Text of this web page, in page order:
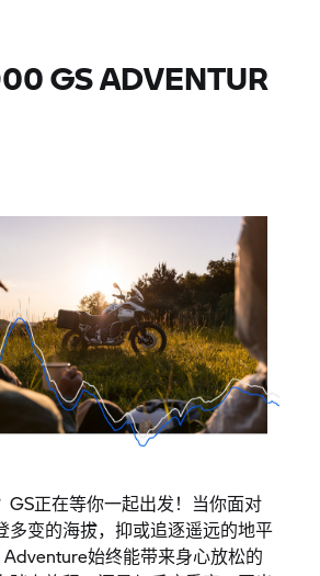
GS ADVENTUR
GS正在等你一起出发！当你面对
多变的海拔，抑或追逐遥远的地平
始终能带来身心放松的